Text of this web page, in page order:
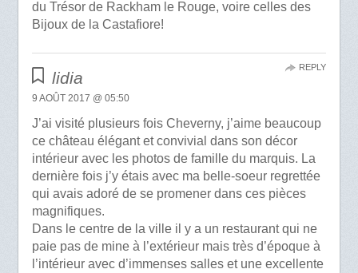
du Trésor de Rackham le Rouge, voire celles des
Bijoux de la Castafiore!
lidia
9 AOÛT 2017 @ 05:50
J’ai visité plusieurs fois Cheverny, j’aime beaucoup
ce château élégant et convivial dans son décor
intérieur avec les photos de famille du marquis. La
dernière fois j’y étais avec ma belle-soeur regrettée
qui avais adoré de se promener dans ces pièces
magnifiques.
Dans le centre de la ville il y a un restaurant qui ne
paie pas de mine à l’extérieur mais très d’époque à
l’intérieur avec d’immenses salles et une excellente
REPLY